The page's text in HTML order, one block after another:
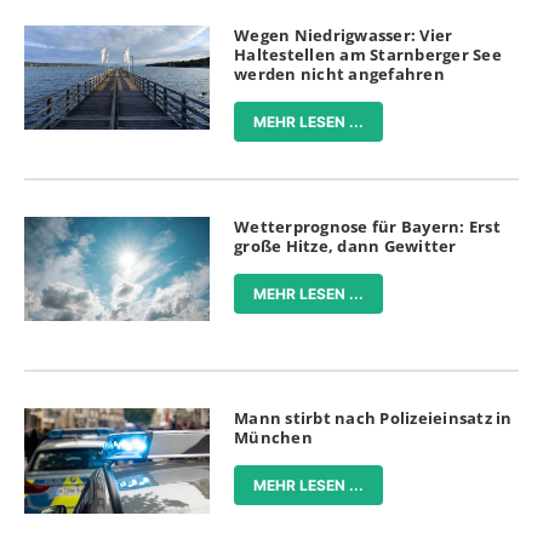
Wegen Niedrigwasser: Vier
Haltestellen am Starnberger See
werden nicht angefahren
MEHR LESEN ...
Wetterprognose für Bayern: Erst
große Hitze, dann Gewitter
MEHR LESEN ...
Mann stirbt nach Polizeieinsatz in
München
MEHR LESEN ...